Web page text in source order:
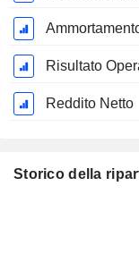
Risultato
Reddito Netto
Storico della